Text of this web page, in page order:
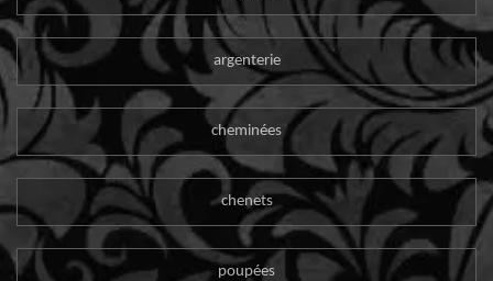
argenterie
cheminées
chenets
poupées